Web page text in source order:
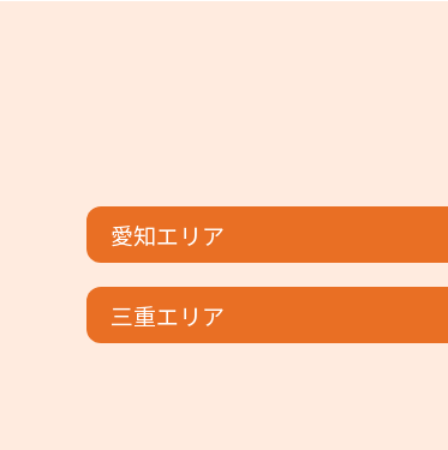
愛知エリア
三重エリア